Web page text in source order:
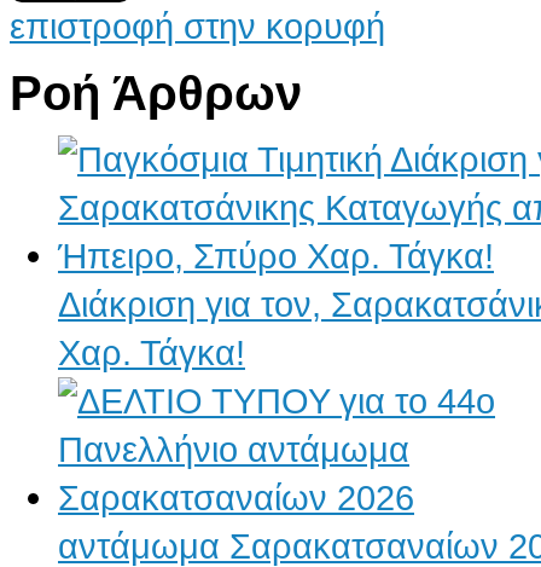
επιστροφή στην κορυφή
Ροή Άρθρων
Διάκριση για τον,
Χαρ. Τάγκα!
αντάμωμα Σαρακατσαναίων